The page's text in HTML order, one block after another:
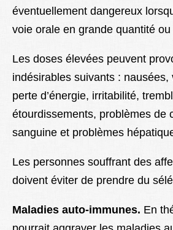
éventuellement dangereux
voie orale en grande quantité
Les doses élevées peuvent
indésirables suivants : nausées,
perte d’énergie, irritabilité,
étourdissements, problèmes de
sanguine et problèmes
Les personnes souffrant des
doivent éviter de prendre du
Maladies auto-immunes. En